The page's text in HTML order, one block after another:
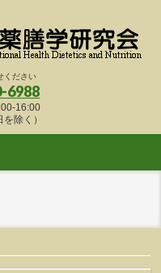
ください
6988
16:00
除く）